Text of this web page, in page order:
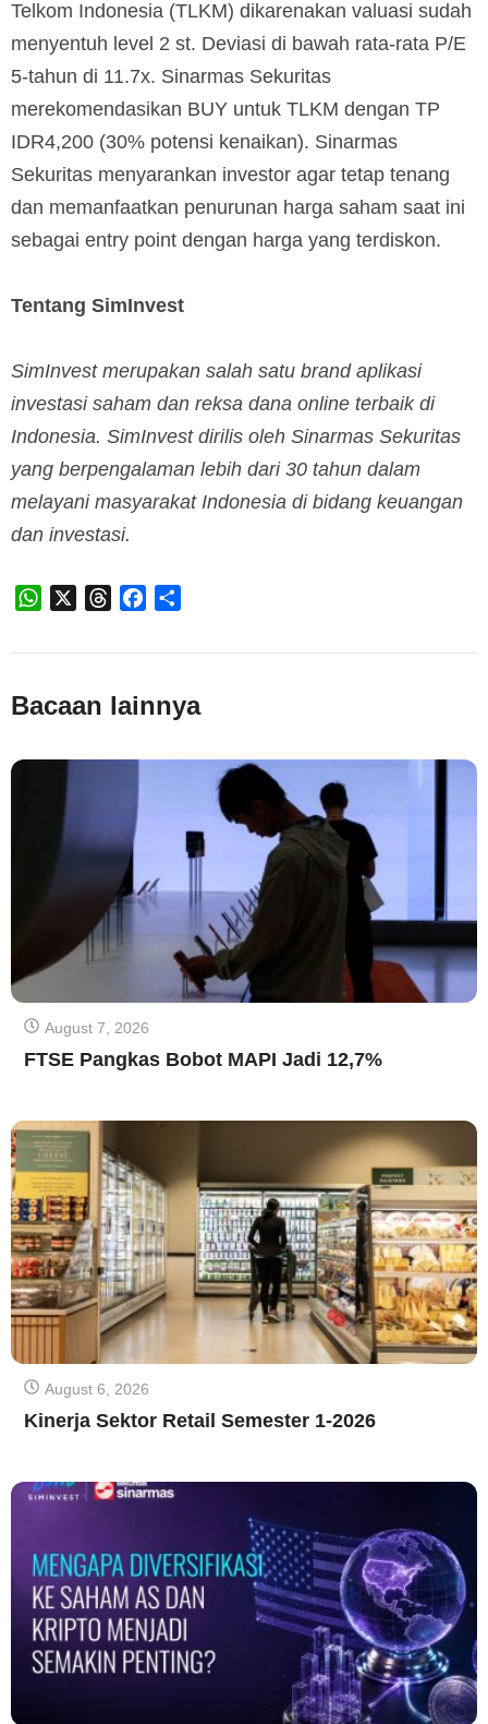
Telkom Indonesia (TLKM) dikarenakan valuasi sudah
menyentuh level 2 st. Deviasi di bawah rata-rata P/E
5-tahun di 11.7x. Sinarmas Sekuritas
merekomendasikan BUY untuk TLKM dengan TP
IDR4,200 (30% potensi kenaikan). Sinarmas
Sekuritas menyarankan investor agar tetap tenang
dan memanfaatkan penurunan harga saham saat ini
sebagai entry point dengan harga yang terdiskon.
Tentang SimInvest
SimInvest merupakan salah satu brand aplikasi
investasi saham dan reksa dana online terbaik di
Indonesia. SimInvest dirilis oleh Sinarmas Sekuritas
yang berpengalaman lebih dari 30 tahun dalam
melayani masyarakat Indonesia di bidang keuangan
dan investasi.
WhatsApp ThreadsFacebook
Bacaan lainnya
August 7, 2026
FTSE Pangkas Bobot MAPI Jadi 12,7%
August 6, 2026
Kinerja Sektor Retail Semester 1-2026